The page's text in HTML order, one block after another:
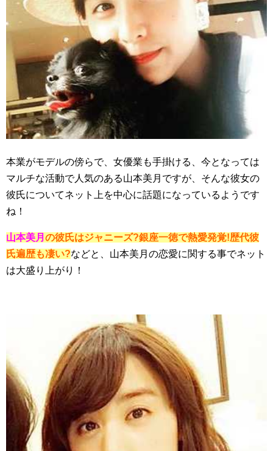
本業がモデルの傍らで、女優業も手掛ける、今となっては
マルチな活動で人気のある山本美月ですが、そんな彼女の
彼氏についてネット上を中心に話題になっているようです
ね！
山本美月 の彼氏はジャニーズ?銀座一徳で熱愛発覚!歴代彼
氏遍歴も凄い?などと、山本美月の恋愛に関する事でネット
は大盛り上がり！